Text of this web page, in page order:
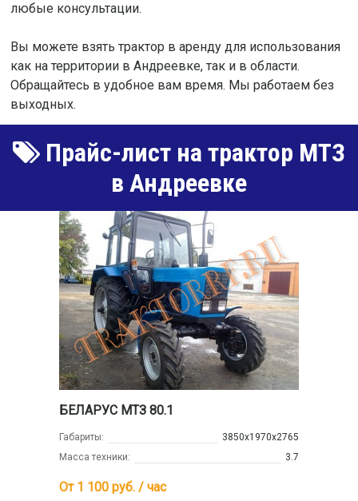
любые консультации.
Вы можете взять трактор в аренду для использования
как на территории в Андреевке, так и в области.
Обращайтесь в удобное вам время. Мы работаем без
выходных.
Прайс-лист на трактор МТЗ
в Андреевке
БЕЛАРУС МТЗ 80.1
Габариты:
3850х1970х2765
Масса техники:
3.7
От 1 100 руб. / час